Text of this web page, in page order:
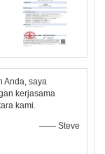
Anda, saya
kerjasama
kami.
—— Steve